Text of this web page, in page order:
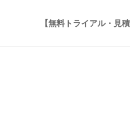
【無料トライアル・見積